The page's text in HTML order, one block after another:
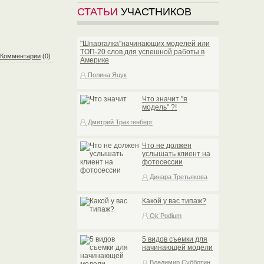
Комментарии (0)
СТАТЬИ УЧАСТНИКОВ
"Шпаргалка"начинающих моделей или
TOП-20 слов для успешной работы в
Америке
Полина Яцук
Что значит "я
модель" ?!
Дмитрий Трахтенберг
Что не должен
услышать клиент на
фотосессии
Динара Третьякова
Какой у вас типаж?
Ok Podium
5 видов съемки для
начинающей модели
Владимир Субботин